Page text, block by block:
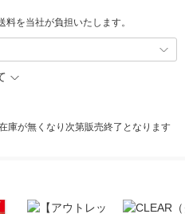
を当社が負担いたします。
庫が無くなり次第販売終了となります